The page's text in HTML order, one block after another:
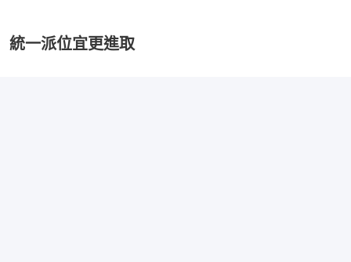
統一派位宜更進取